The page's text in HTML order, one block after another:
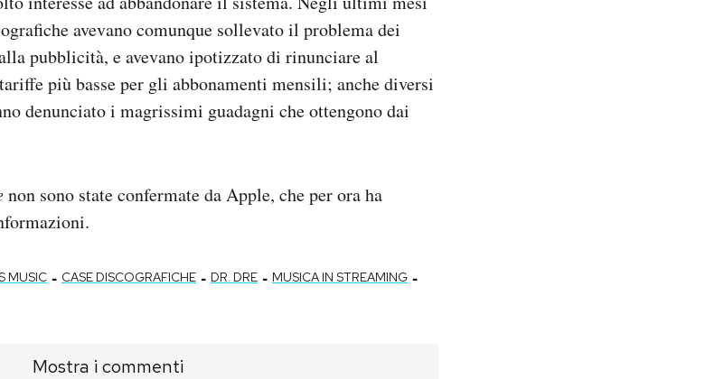
avevano comunque sollevato il problema dei
pubblicità, e avevano ipotizzato di rinunciare al
più basse per gli abbonamenti mensili; anche diversi
denunciato i magrissimi guadagni che ottengono dai
non sono state confermate da Apple, che per ora ha
MUSIC - CASE DISCOGRAFICHE - DR. DRE - MUSICA IN STREAMING -
Mostra i commenti